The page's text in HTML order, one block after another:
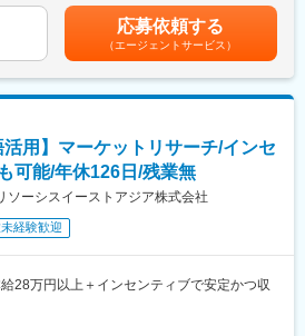
り、ニーズは年々増加しています
チ
ータ入力（選択式フォーマット）
ですがフォーマットが決まっており、英語に
ざいません。仮に間違えたとしてもチェッ
ブ支給されている社員もおり、歴の長い方
インセンティブ支給などもあります。・昇
あくまでも目安の金額であり、選考を通じて
ます。月給(月額)は固定手当を含めた表記で
応募依頼する
（エージェントサービス）
活用】マーケットリサーチ/インセ
可能/年休126日/残業無
ソーシスイーストアジア株式会社
経験歓迎
28万円以上＋インセンティブで安定かつ収